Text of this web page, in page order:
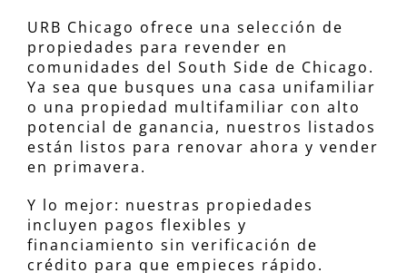
URB Chicago ofrece una selección de
propiedades para revender en
comunidades del South Side de Chicago.
Ya sea que busques una casa unifamiliar
o una propiedad multifamiliar con alto
potencial de ganancia, nuestros listados
están listos para renovar ahora y vender
en primavera.
Y lo mejor: nuestras propiedades
incluyen pagos flexibles y
financiamiento sin verificación de
crédito para que empieces rápido.